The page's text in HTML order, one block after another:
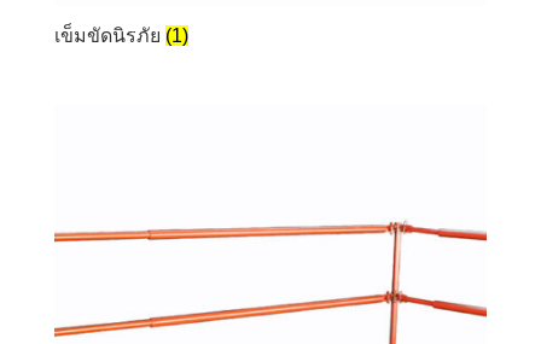
เข็มขัดนิรภัย (1)